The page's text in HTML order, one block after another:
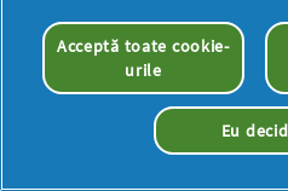
Acceptă toate cookie-
urile
Eu decid